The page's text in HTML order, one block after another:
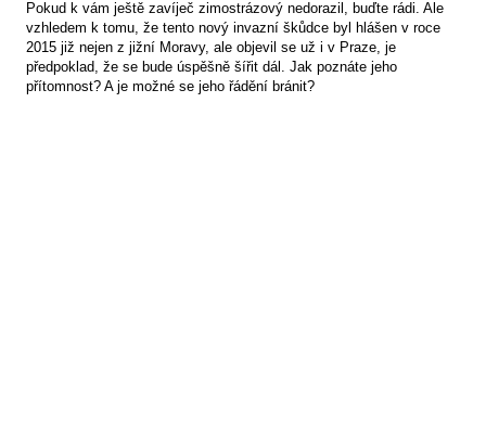
Pokud k vám ještě zavíječ zimostrázový nedorazil, buďte rádi. Ale
vzhledem k tomu, že tento nový invazní škůdce byl hlášen v roce
2015 již nejen z jižní Moravy, ale objevil se už i v Praze, je
předpoklad, že se bude úspěšně šířit dál. Jak poznáte jeho
přítomnost? A je možné se jeho řádění bránit?